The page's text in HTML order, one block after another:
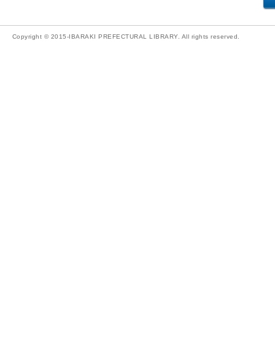
Copyright © 2015-IBARAKI PREFECTURAL LIBRARY. All rights reserved.